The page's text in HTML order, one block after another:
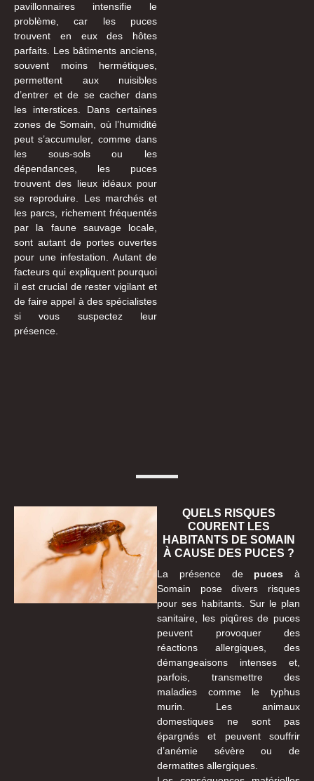
pavillonnaires intensifie le
problème, car les puces
trouvent en eux des hôtes
parfaits. Les bâtiments anciens,
souvent moins hermétiques,
permettent aux nuisibles
d’entrer et de se cacher dans
les interstices. Dans certaines
zones de Somain, où l’humidité
peut s’accumuler, comme dans
les sous-sols ou les
dépendances, les puces
trouvent des lieux idéaux pour
se reproduire. Les marchés et
les parcs, richement fréquentés
par la faune sauvage locale,
sont autant de portes ouvertes
pour une infestation. Autant de
facteurs qui expliquent pourquoi
il est crucial de rester vigilant et
de faire appel à des spécialistes
si vous suspectez leur
présence.
QUELS RISQUES
COURENT LES
HABITANTS DE SOMAIN
À CAUSE DES PUCES ?
La présence de puces à
Somain pose divers risques
pour ses habitants. Sur le plan
sanitaire, les piqûres de puces
peuvent provoquer des
réactions allergiques, des
démangeaisons intenses et,
parfois, transmettre des
maladies comme le typhus
murin. Les animaux
domestiques ne sont pas
épargnés et peuvent souffrir
d’anémie sévère ou de
dermatites allergiques.